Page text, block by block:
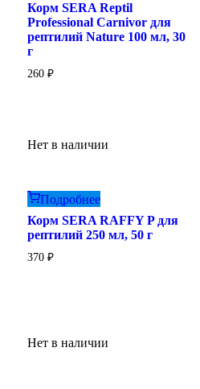
Корм SERA Reptil
Professional Carnivor для
рептилий Nature 100 мл, 30
г
260 ₽
Нет в наличии
Подробнее
Корм SERA RAFFY P для
рептилий 250 мл, 50 г
370 ₽
Нет в наличии